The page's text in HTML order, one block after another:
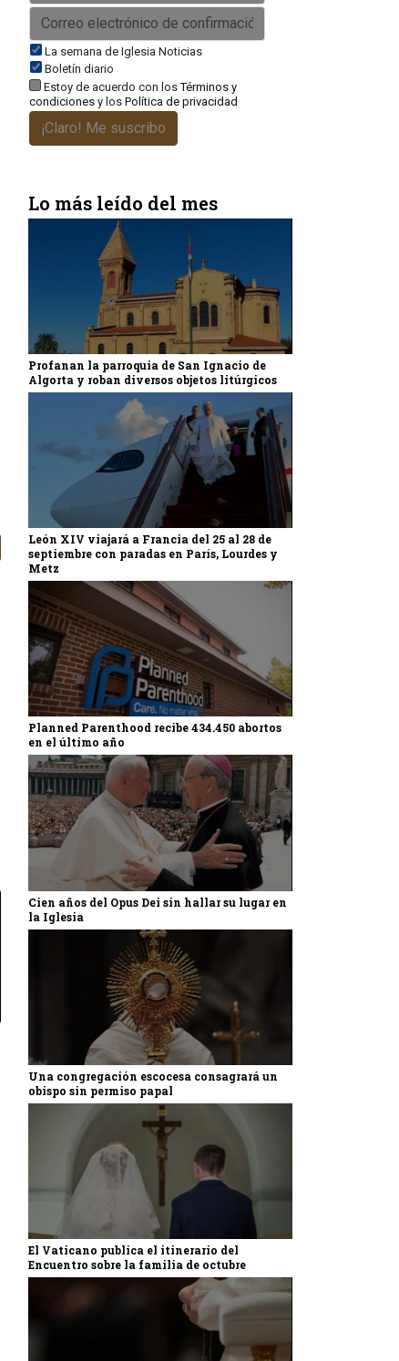
La semana de Iglesia Noticias
Boletín diario
Estoy de acuerdo con losTérminos y
condiciones y los Política de privacidad
¡Claro! Me suscribo
Lo más leído del mes
Profanan la parroquia de San Ignacio de
Algorta y roban diversos objetos litúrgicos
León XIV viajará a Francia del 25 al 28 de
septiembre con paradas en París, Lourdes y
Metz
Planned Parenthood recibe 434.450 abortos
en el último año
Cien años del Opus Dei sin hallar su lugar en
la Iglesia
Una congregación escocesa consagrará un
obispo sin permiso papal
El Vaticano publica el itinerario del
Encuentro sobre la familia de octubre